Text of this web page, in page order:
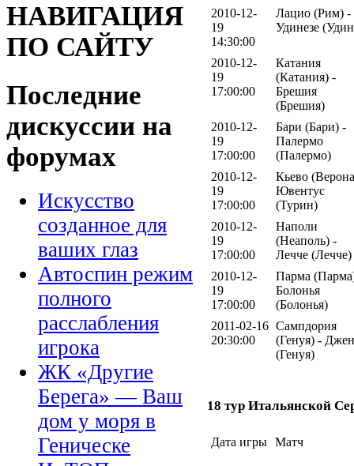
НАВИГАЦИЯ
ПО САЙТУ
Последние
дискуссии на
форумах
Искусство
созданное для
ваших глаз
Автоспин режим
полного
расслабления
игрока
ЖК «Другие
Берега» — Ваш
дом у моря в
Геническе
2010-12-
19
14:30:00
Лацио (Рим) -
Удинезе
2010-12-
19
17:00:00
Катания
(Катания) -
Брешия
(Брешия)
2010-12-
19
17:00:00
Бари (Бари) -
Палермо
(Палермо)
2010-12-
19
17:00:00
Кьево
Ювентус
(Турин)
2010-12-
19
17:00:00
Наполи
(Неаполь) -
Лечче (Лечче)
2010-12-
19
17:00:00
Парма
Болонья
(Болонья)
2011-02-16
20:30:00
Сампдория
(Генуя) -
(Генуя)
18 тур Итальянской
Дата игры Матч